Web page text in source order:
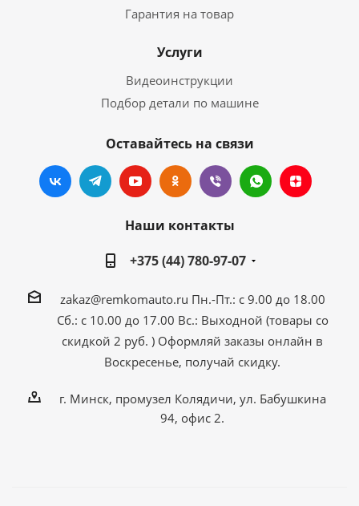
Гарантия на товар
Услуги
Видеоинструкции
Подбор детали по машине
Оставайтесь на связи
Наши контакты
+375 (44) 780-97-07
zakaz@remkomauto.ru Пн.-Пт.: с 9.00 до 18.00
Сб.: с 10.00 до 17.00 Вс.: Выходной (товары со
скидкой 2 руб. ) Оформляй заказы онлайн в
Воскресенье, получай скидку.
г. Минск, промузел Колядичи, ул. Бабушкина
94, офис 2.